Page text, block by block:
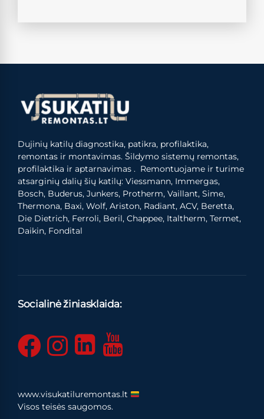
Dujinių katilų diagnostika, patikra, profilaktika,
remontas ir montavimas. Šildymo sistemų remontas,
profilaktika ir aptarnavimas . Remontuojame ir turime
atsarginių dalių šių katilų: Viessmann, Immergas,
Bosch, Buderus, Junkers, Protherm, Vaillant, Sime,
Thermona, Baxi, Wolf, Ariston, Radiant, ACV, Beretta,
Die Dietrich, Ferroli, Beril, Chappee, Italtherm, Termet,
Daikin, Fondital
Socialinė žiniasklaida:
www.visukatiluremontas.lt
Visos teisės saugomos.